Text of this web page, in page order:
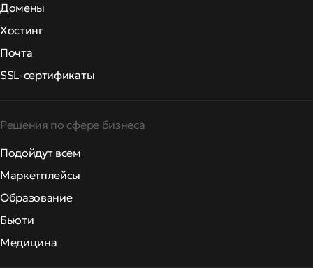
Домены
Хостинг
Почта
SSL-сертификаты
Решения по сфере бизнеса
Подойдут всем
Маркетплейсы
Образование
Бьюти
Медицина